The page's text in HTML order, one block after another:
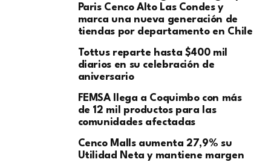
Paris Cenco Alto Las Condes y
marca una nueva generación de
tiendas por departamento en Chile
Tottus reparte hasta $400 mil
diarios en su celebración de
aniversario
FEMSA llega a Coquimbo con más
de 12 mil productos para las
comunidades afectadas
Cenco Malls aumenta 27,9% su
Utilidad Neta y mantiene margen